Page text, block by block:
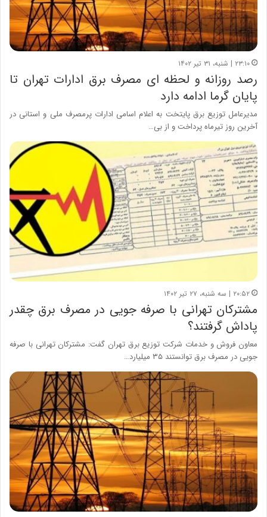
۲۳:۱۰ | شنبه، ۳۱ تیر ۱۴۰۲
رصد روزانه و لحظه ای مصرف برق ادارات تهران تا
پایان گرما ادامه دارد
مدیرعامل توزیع برق پایتخت به اعلام اسامی ادارات پرمصرف ملی و استانی در
آخرین روز تیرماه پرداخت و از بی…
۲۰:۵۲ | سه شنبه، ۲۷ تیر ۱۴۰۲
مشترکان تهرانی با صرفه جویی در مصرف برق چقدر
پاداش گرفتند؟
معاون فروش و خدمات‌ شرکت توزیع برق تهران گفت: مشترکان تهرانی با صرفه
جویی در مصرف برق توانستند ۳۵ میلیارد…